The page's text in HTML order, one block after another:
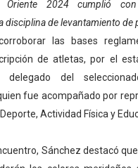
en el marco del
con plan de asfaltado
fortalece la
Sánchez apadrina a
llega a Pueblo
Oriente 2024 cumplió
disciplina de levantamiento de
las bases
de atletas, por el
del
fue acompañado por
Actividad Física y
Sánchez destacó